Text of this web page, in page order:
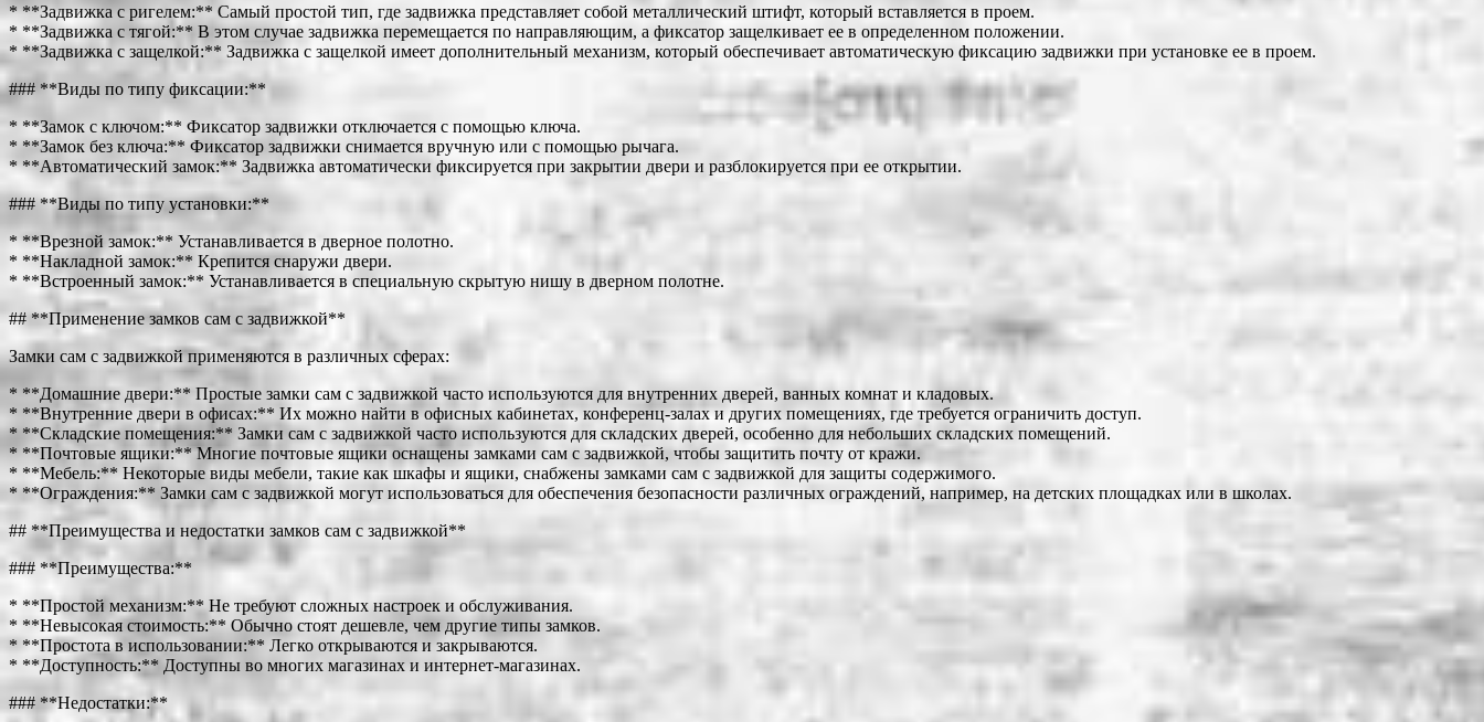
* **Задвижка с ригелем:** Самый простой тип, где задвижка представляет собой металлический штифт, который вставляется в проем.
* **Задвижка с тягой:** В этом случае задвижка перемещается по направляющим, а фиксатор защелкивает ее в определенном положении.
* **Задвижка с защелкой:** Задвижка с защелкой имеет дополнительный механизм, который обеспечивает автоматическую фиксацию задвижки при установке ее в проем.
### **Виды по типу фиксации:**
* **Замок с ключом:** Фиксатор задвижки отключается с помощью ключа.
* **Замок без ключа:** Фиксатор задвижки снимается вручную или с помощью рычага.
* **Автоматический замок:** Задвижка автоматически фиксируется при закрытии двери и разблокируется при ее открытии.
### **Виды по типу установки:**
* **Врезной замок:** Устанавливается в дверное полотно.
* **Накладной замок:** Крепится снаружи двери.
* **Встроенный замок:** Устанавливается в специальную скрытую нишу в дверном полотне.
## **Применение замков сам с задвижкой**
Замки сам с задвижкой применяются в различных сферах:
* **Домашние двери:** Простые замки сам с задвижкой часто используются для внутренних дверей, ванных комнат и кладовых.
* **Внутренние двери в офисах:** Их можно найти в офисных кабинетах, конференц-залах и других помещениях, где требуется ограничить доступ.
* **Складские помещения:** Замки сам с задвижкой часто используются для складских дверей, особенно для небольших складских помещений.
* **Почтовые ящики:** Многие почтовые ящики оснащены замками сам с задвижкой, чтобы защитить почту от кражи.
* **Мебель:** Некоторые виды мебели, такие как шкафы и ящики, снабжены замками сам с задвижкой для защиты содержимого.
* **Ограждения:** Замки сам с задвижкой могут использоваться для обеспечения безопасности различных ограждений, например, на детских площадках или в школах.
## **Преимущества и недостатки замков сам с задвижкой**
### **Преимущества:**
* **Простой механизм:** Не требуют сложных настроек и обслуживания.
* **Невысокая стоимость:** Обычно стоят дешевле, чем другие типы замков.
* **Простота в использовании:** Легко открываются и закрываются.
* **Доступность:** Доступны во многих магазинах и интернет-магазинах.
### **Недостатки:**